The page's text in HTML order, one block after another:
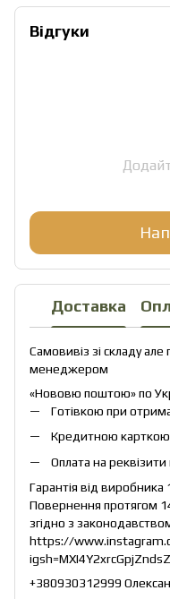
Відгуки
Доставка
Самовивіз зі складу але
менеджером
«Нововю поштою» по
Готівкою при
Кредитною карткою
Оплата на реквізити
Гарантія від виробника
Повернення протягом
згідно з
https://
+380930312999